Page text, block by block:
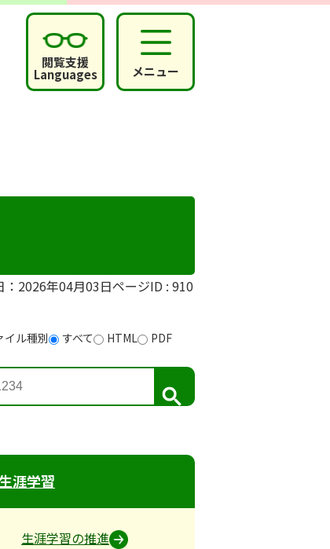
閲覧支援
Languages メニュー
：2026年04月03日ページID : 910
イル種別 すべて HTML PDF
検
索
涯学習
生涯学習の推進